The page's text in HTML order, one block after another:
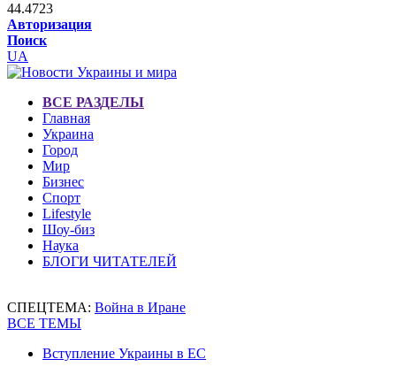
44.4723
Авторизация
Поиск
UA
ВСЕ РАЗДЕЛЫ
Главная
Украина
Город
Мир
Бизнес
Спорт
Lifestyle
Шоу-биз
Наука
БЛОГИ ЧИТАТЕЛЕЙ
СПЕЦТЕМА: Война в Иране
ВСЕ ТЕМЫ
Вступление Украины в ЕС